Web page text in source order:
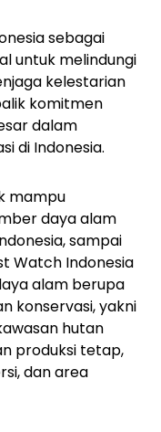
sebagai
untuk melindungi
kelestarian
komitmen
dalam
di Indonesia.
mampu
daya alam
sampai
Watch Indonesia
alam berupa
konservasi, yakni
hutan
produksi tetap,
dan area